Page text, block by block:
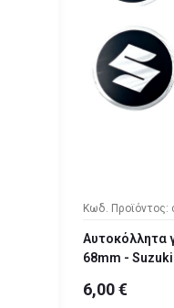
Κωδ. Προϊόντος:
Αυτοκόλλητα
68mm - Suzuki
6,00 €